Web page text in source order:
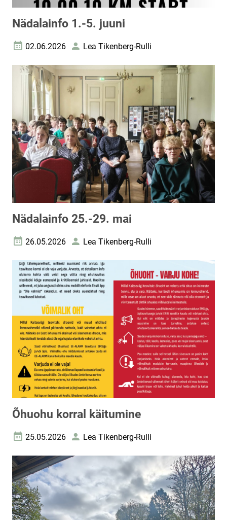
Nädalainfo 1.-5. juuni
Loomise kuupäev
02.06.2026 AutorLea Tikenberg-Rulli
Nädalainfo 25.-29. mai
Loomise kuupäev
26.05.2026 AutorLea Tikenberg-Rulli
Õhuohu korral käitumine
Loomise kuupäev
25.05.2026 AutorLea Tikenberg-Rulli